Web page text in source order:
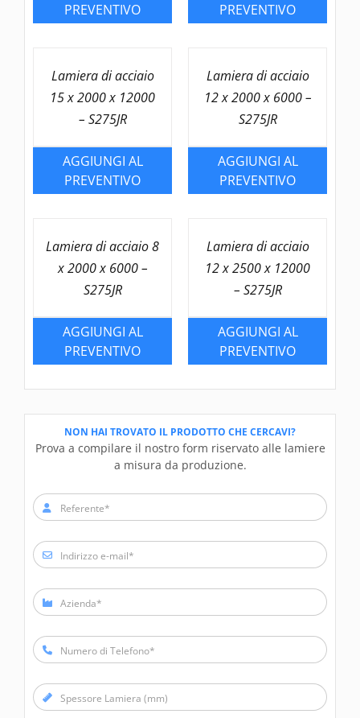
PREVENTIVO
PREVENTIVO
Lamiera di acciaio
15 x 2000 x 12000
– S275JR
AGGIUNGI AL
PREVENTIVO
Lamiera di acciaio
12 x 2000 x 6000 –
S275JR
AGGIUNGI AL
PREVENTIVO
Lamiera di acciaio 8
x 2000 x 6000 –
S275JR
AGGIUNGI AL
PREVENTIVO
Lamiera di acciaio
12 x 2500 x 12000
– S275JR
AGGIUNGI AL
PREVENTIVO
NON HAI TROVATO IL PRODOTTO CHE CERCAVI?
Prova a compilare il nostro form riservato alle lamiere
a misura da produzione.
Referente*
Indirizzo e-mail*
Azienda*
Numero di Telefono*
Spessore Lamiera (mm)